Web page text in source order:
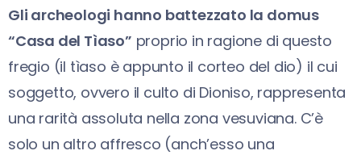
Gli archeologi hanno battezzato la domus
“Casa del Tìaso” proprio in ragione di questo
fregio (il tìaso è appunto il corteo del dio) il cui
soggetto, ovvero il culto di Dioniso, rappresenta
una rarità assoluta nella zona vesuviana. C’è
solo un altro affresco (anch’esso una